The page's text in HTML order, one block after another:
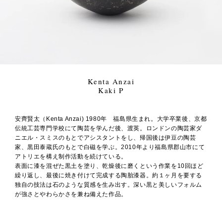
Kenta Anzai
Kaki P
安齊賢太（Kenta Anzai) 1980年 福島県生まれ。大学卒業後、京都
伝統工芸専門学校にて陶芸を学んだ後、渡英。ロンドンの陶芸家ダ
ニエル・スミスのもとでアシスタントをし、帰国後は伊豆の陶芸
家、黒田泰蔵氏のもとで白磁を学ぶ。2010年より福島県郡山市にて
アトリエを構え制作活動を続けている。
表面に漆を混ぜた黒土を塗り、乾燥後に磨くという作業を10回ほど
繰り返し、最後に焼き付けて完成する陶胎漆器。約１ヶ月を要する
独自の技法は石のような質感を生み出す。深い黒と美しいフォルム
が強さとやわらかさを兼ね備えた作品。